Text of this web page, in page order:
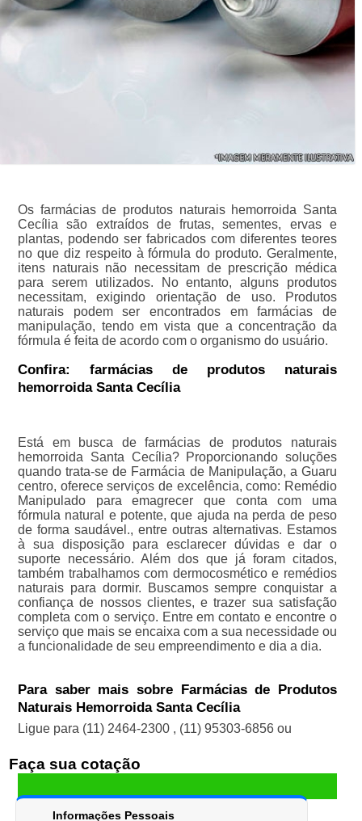
Os farmácias de produtos naturais hemorroida Santa
Cecília são extraídos de frutas, sementes, ervas e
plantas, podendo ser fabricados com diferentes teores
no que diz respeito à fórmula do produto. Geralmente,
itens naturais não necessitam de prescrição médica
para serem utilizados. No entanto, alguns produtos
necessitam, exigindo orientação de uso. Produtos
naturais podem ser encontrados em farmácias de
manipulação, tendo em vista que a concentração da
fórmula é feita de acordo com o organismo do usuário.
Confira: farmácias de produtos naturais
hemorroida Santa Cecília
Está em busca de farmácias de produtos naturais
hemorroida Santa Cecília? Proporcionando soluções
quando trata-se de Farmácia de Manipulação, a Guaru
centro, oferece serviços de excelência, como: Remédio
Manipulado para emagrecer que conta com uma
fórmula natural e potente, que ajuda na perda de peso
de forma saudável., entre outras alternativas. Estamos
à sua disposição para esclarecer dúvidas e dar o
suporte necessário. Além dos que já foram citados,
também trabalhamos com dermocosmético e remédios
naturais para dormir. Buscamos sempre conquistar a
confiança de nossos clientes, e trazer sua satisfação
completa com o serviço. Entre em contato e encontre o
serviço que mais se encaixa com a sua necessidade ou
a funcionalidade de seu empreendimento e dia a dia.
Para saber mais sobre Farmácias de Produtos
Naturais Hemorroida Santa Cecília
Ligue para (11) 2464-2300 , (11) 95303-6856 ou
Faça sua cotação
Informações Pessoais